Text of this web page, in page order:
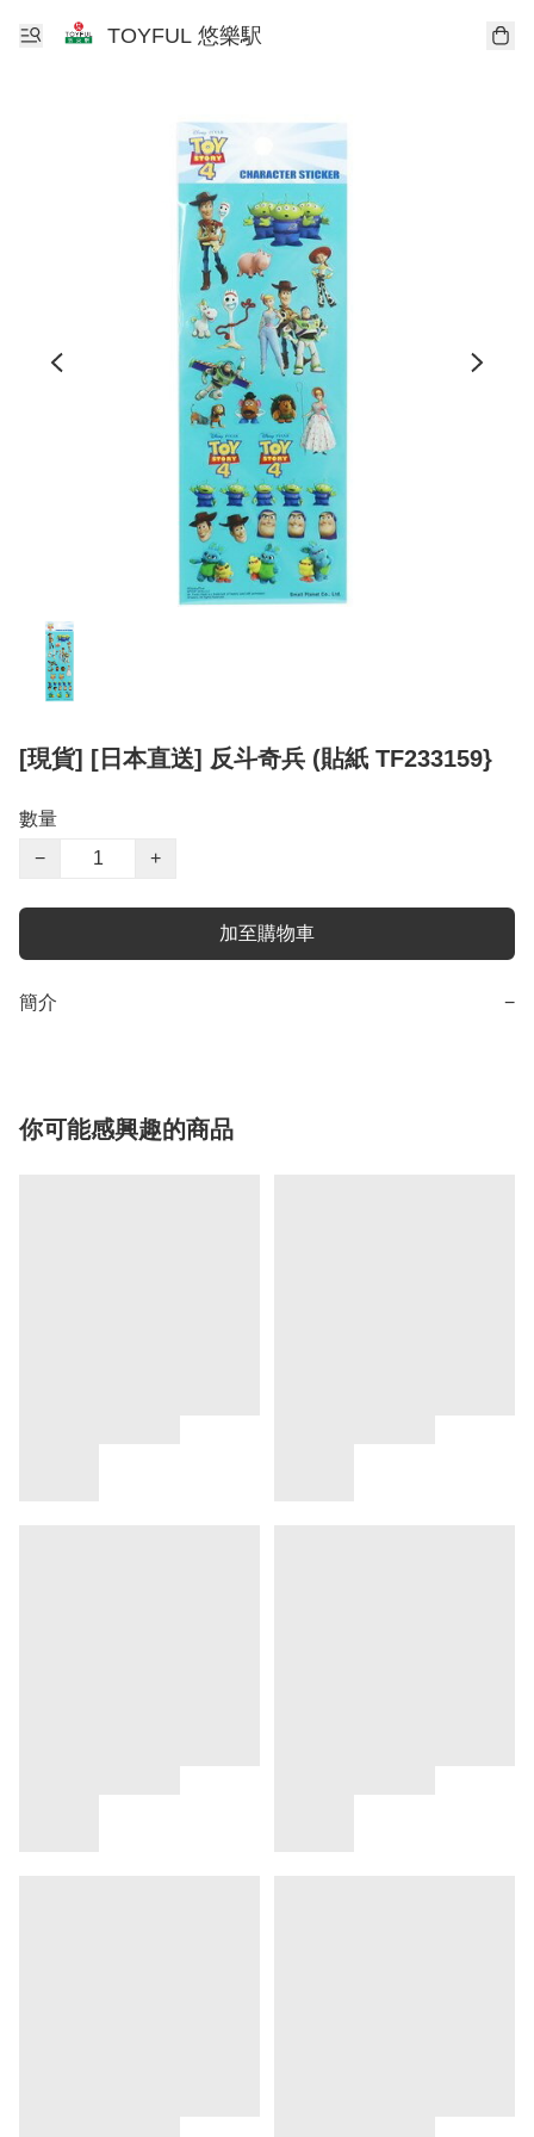
TOYFUL 悠樂駅
[現貨] [日本直送] 反斗奇兵 (貼紙 TF233159}
數量
−
+
加至購物車
簡介 −
你可能感興趣的商品